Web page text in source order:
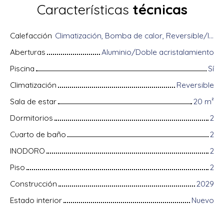
Características técnicas
Calefacción
Climatización, Bomba de calor, Reversible/Individual
Aberturas
Aluminio/Doble acristalamiento
Piscina
Sí
Climatización
Reversible
Sala de estar
20 m²
Dormitorios
2
Cuarto de baño
2
INODORO
2
Piso
2
Construcción
2029
Estado interior
Nuevo